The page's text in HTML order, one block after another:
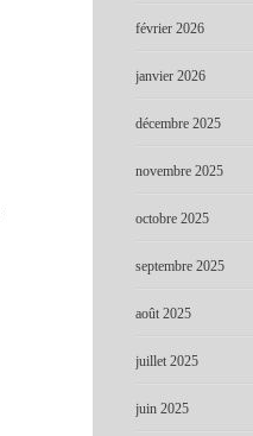
février 2026
janvier 2026
décembre 2025
novembre 2025
octobre 2025
septembre 2025
août 2025
juillet 2025
juin 2025